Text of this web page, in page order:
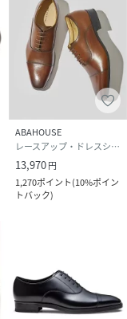
ABAHOUSE
レースアップ・ドレスシューズ
13,970円
1,270ポイント(10%ポイン
トバック)